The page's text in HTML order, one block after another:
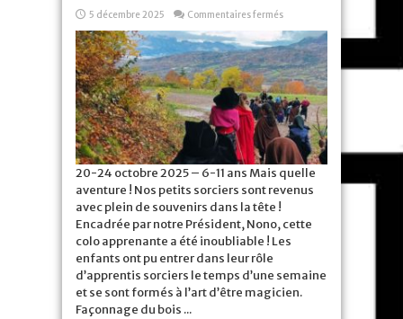
5 décembre 2025 Commentaires ferméssur
L’ÉCOLE
DES
SORCIERS
20-24 octobre 2025 – 6-11 ans Mais quelle
aventure ! Nos petits sorciers sont revenus
avec plein de souvenirs dans la tête !
Encadrée par notre Président, Nono, cette
colo apprenante a été inoubliable ! Les
enfants ont pu entrer dans leur rôle
d’apprentis sorciers le temps d’une semaine
et se sont formés à l’art d’être magicien.
Façonnage du bois ...